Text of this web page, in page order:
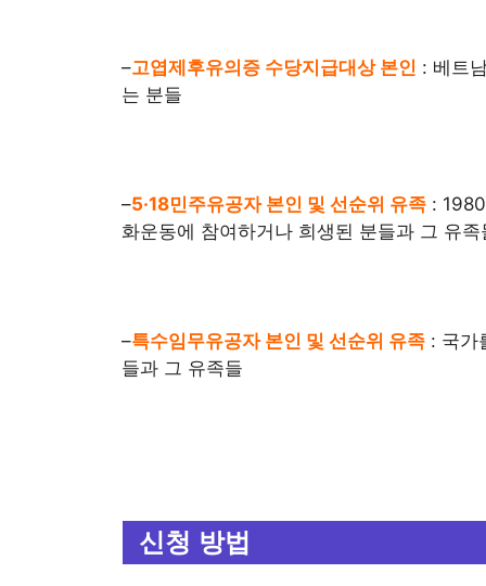
–고엽제후유의증 수당지급대상 본인 : 베트
는 분들
–5·18민주유공자 본인 및 선순위 유족 :
화운동에 참여하거나 희생된 분들과 그 유족
–특수임무유공자 본인 및 선순위 유족 : 국가
들과 그 유족들
신청 방법